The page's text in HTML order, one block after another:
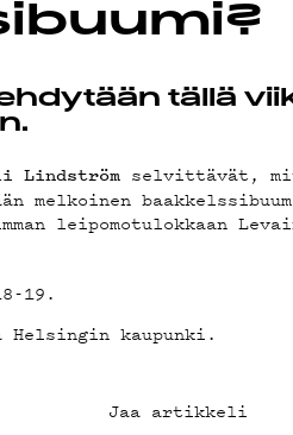
tällä
Lindström selvittävät,
melkoinen
leipomotulokkaan
19.
Helsingin kaupunki.
Jaa artikkeli